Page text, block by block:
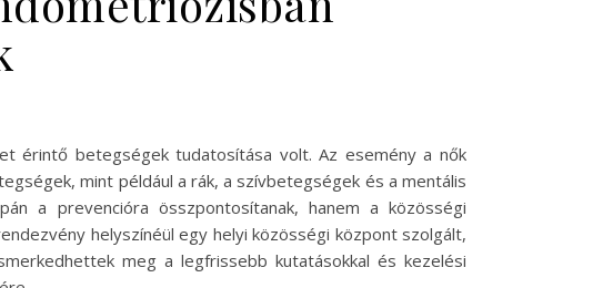
érintő betegségek tudatosítása volt. Az esemény a nők
mint például a rák, a szívbetegségek és a mentális
a prevencióra összpontosítanak, hanem a közösségi
helyszínéül egy helyi közösségi központ szolgált,
meg a legfrissebb kutatásokkal és kezelési